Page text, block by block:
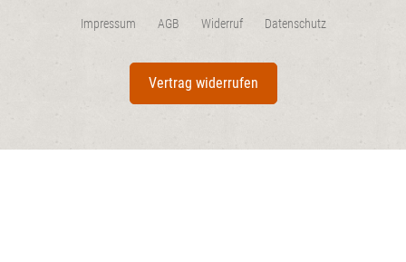
Impressum AGB Widerruf Datenschutz
Vertrag widerrufen